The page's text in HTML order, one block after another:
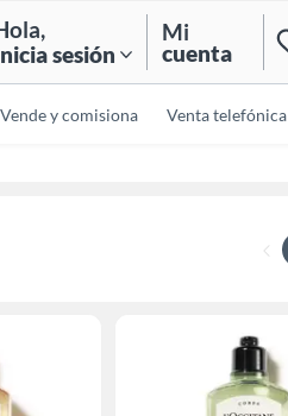
,
sesión
Mi
cuenta
Vende y comisiona Venta telefónica